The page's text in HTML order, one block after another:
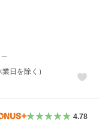
日を除く）
4.78